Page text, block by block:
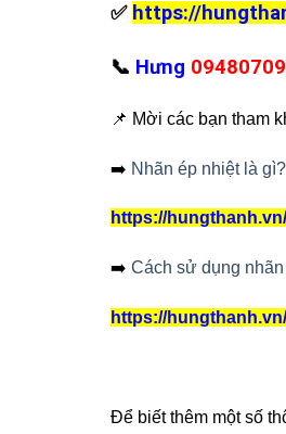
✅ https://
📞 Hưng
📌 Mời các bạn tham
➡️ Nhãn ép nhiệt là gì?
https://
➡️ Cách sử dụng
https://
Để biết thêm một số